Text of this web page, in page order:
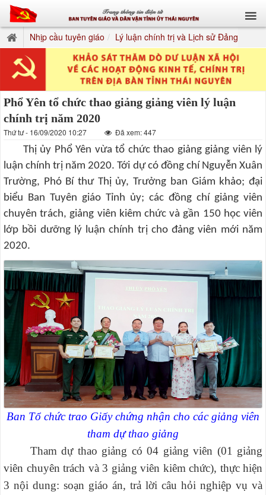
Nhịp cầu tuyên giáo Lý luận chính trị và Lịch sử Đảng
Phổ Yên tổ chức thao giảng giảng viên lý luận
chính trị năm 2020
Thứ tư - 16/09/2020 10:27 Đã xem: 447
Thị ủy Phổ Yên vừa tổ chức thao giảng giảng viên lý
luận chính trị năm 2020. Tới dự có đồng chí Nguyễn Xuân
Trường, Phó Bí thư Thị ủy, Trưởng ban Giám khảo; đại
biểu Ban Tuyên giáo Tỉnh ủy; các đồng chí giảng viên
chuyên trách, giảng viên kiêm chức và gần 150 học viên
lớp bồi dưỡng lý luận chính trị cho đảng viên mới năm
2020.
Ban Tổ chức trao Giấy chứng nhận cho các giảng viên
tham dự thao giảng
Tham dự thao giảng có 04 giảng viên (01 giảng
viên chuyên trách và 3 giảng viên kiêm chức), thực hiện
3 nội dung: soạn giáo án, trả lời câu hỏi nghiệp vụ và